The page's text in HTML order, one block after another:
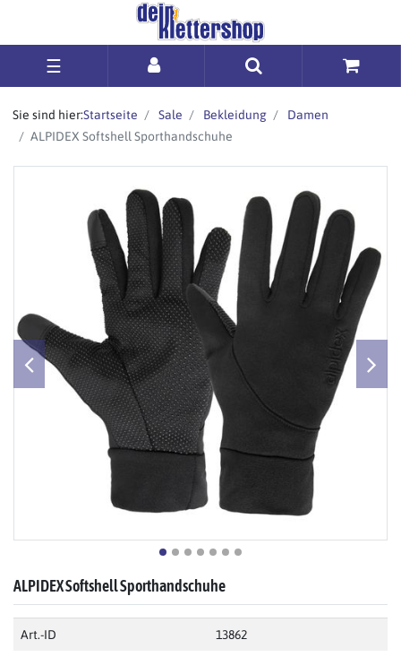
☰
Sie sind hier:Startseite Sale Bekleidung
Damen
ALPIDEX Softshell Sporthandschuhe
ALPIDEX Softshell Sporthandschuhe
Art.-ID 13862